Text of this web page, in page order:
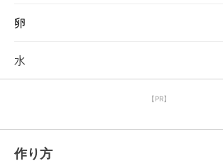
卵
水
【PR】
作り方